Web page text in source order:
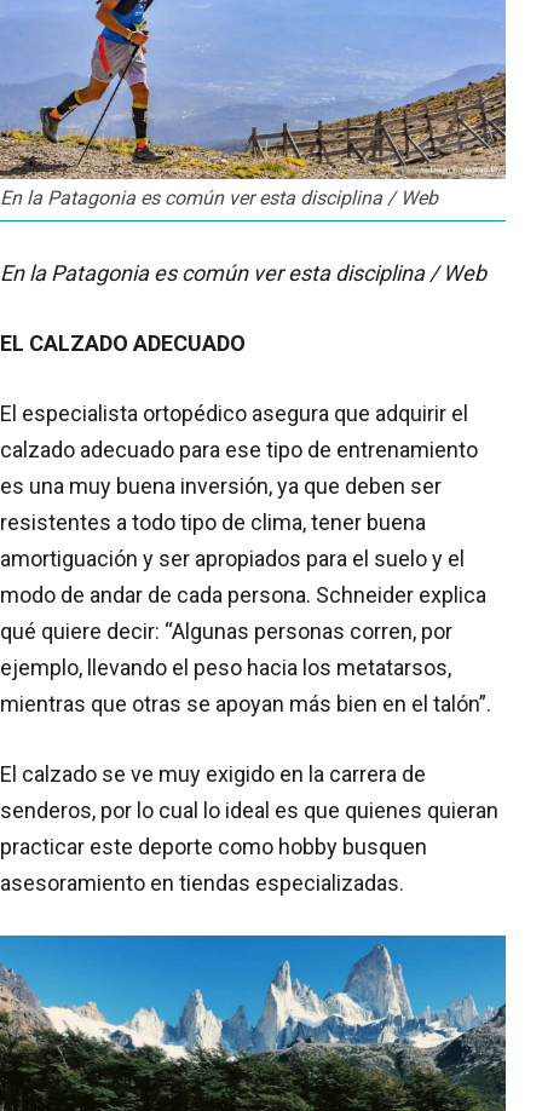
En la Patagonia es común ver esta disciplina / Web
En la Patagonia es común ver esta disciplina / Web
EL CALZADO ADECUADO
El especialista ortopédico asegura que adquirir el
calzado adecuado para ese tipo de entrenamiento
es una muy buena inversión, ya que deben ser
resistentes a todo tipo de clima, tener buena
amortiguación y ser apropiados para el suelo y el
modo de andar de cada persona. Schneider explica
qué quiere decir: “Algunas personas corren, por
ejemplo, llevando el peso hacia los metatarsos,
mientras que otras se apoyan más bien en el talón”.
El calzado se ve muy exigido en la carrera de
senderos, por lo cual lo ideal es que quienes quieran
practicar este deporte como hobby busquen
asesoramiento en tiendas especializadas.